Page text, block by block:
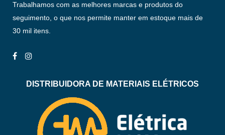
Trabalhamos com as melhores marcas e produtos do
seguimento, o que nos permite manter em estoque mais de
30 mil itens.
DISTRIBUIDORA DE MATERIAIS ELÉTRICOS